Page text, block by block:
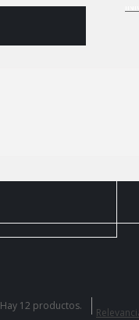
Hay 12 productos.